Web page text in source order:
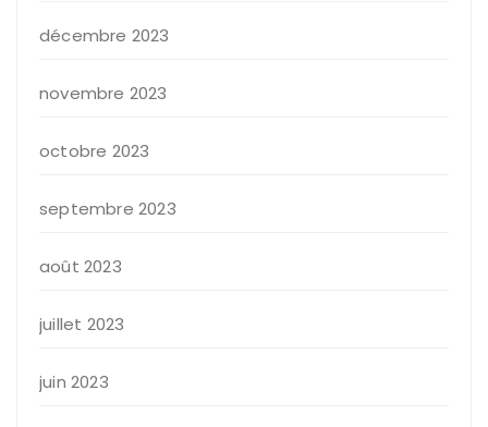
décembre 2023
novembre 2023
octobre 2023
septembre 2023
août 2023
juillet 2023
juin 2023